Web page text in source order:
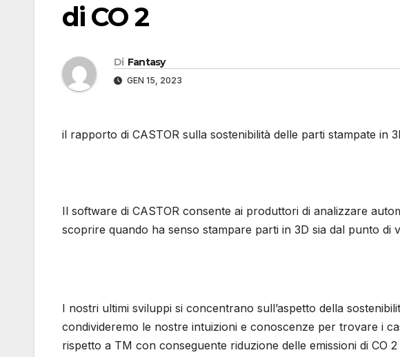
di CO 2
Di Fantasy
GEN 15, 2023
il rapporto di CASTOR sulla sostenibilità delle parti stampate in
Il software di CASTOR consente ai produttori di analizzare
scoprire quando ha senso stampare parti in 3D sia dal punto di
I nostri ultimi sviluppi si concentrano sull’aspetto della
condivideremo le nostre intuizioni e conoscenze per trovare i
rispetto a TM con conseguente riduzione delle emissioni di CO 2